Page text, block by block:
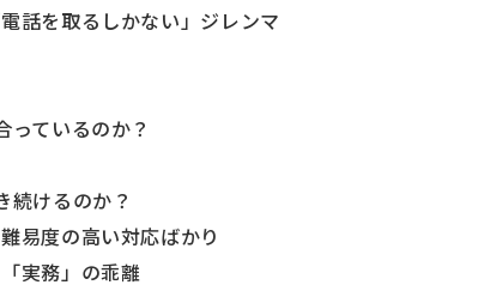
を取るしかない」ジレンマ
っているのか？
続けるのか？
度の高い対応ばかり
実務」の乖離